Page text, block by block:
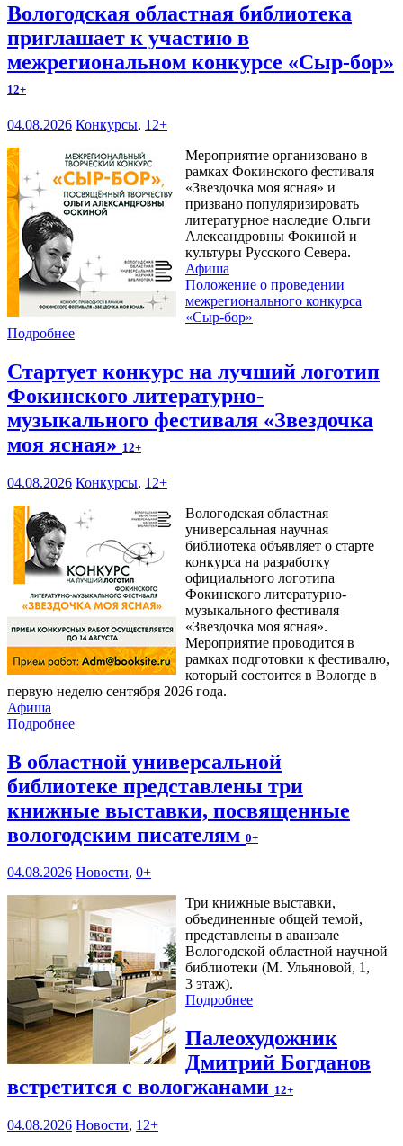
Вологодская областная библиотека
приглашает к участию в
межрегиональном конкурсе «Сыр-бор»
12+
04.08.2026 Конкурсы, 12+
Мероприятие организовано в
рамках Фокинского фестиваля
«Звездочка моя ясная» и
призвано популяризировать
литературное наследие Ольги
Александровны Фокиной и
культуры Русского Севера.
Афиша
Положение о проведении
межрегионального конкурса
«Сыр-бор»
Подробнее
Стартует конкурс на лучший логотип
Фокинского литературно-
музыкального фестиваля «Звездочка
моя ясная» 12+
04.08.2026 Конкурсы, 12+
Вологодская областная
универсальная научная
библиотека объявляет о старте
конкурса на разработку
официального логотипа
Фокинского литературно-
музыкального фестиваля
«Звездочка моя ясная».
Мероприятие проводится в
рамках подготовки к фестивалю,
который состоится в Вологде в
первую неделю сентября 2026 года.
Афиша
Подробнее
В областной универсальной
библиотеке представлены три
книжные выставки, посвященные
вологодским писателям 0+
04.08.2026 Новости, 0+
Три книжные выставки,
объединенные общей темой,
представлены в аванзале
Вологодской областной научной
библиотеки (М. Ульяновой, 1,
3 этаж).
Подробнее
Палеохудожник
Дмитрий Богданов
встретится с вологжанами 12+
04.08.2026 Новости, 12+